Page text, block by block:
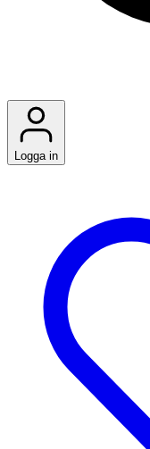
Logga in